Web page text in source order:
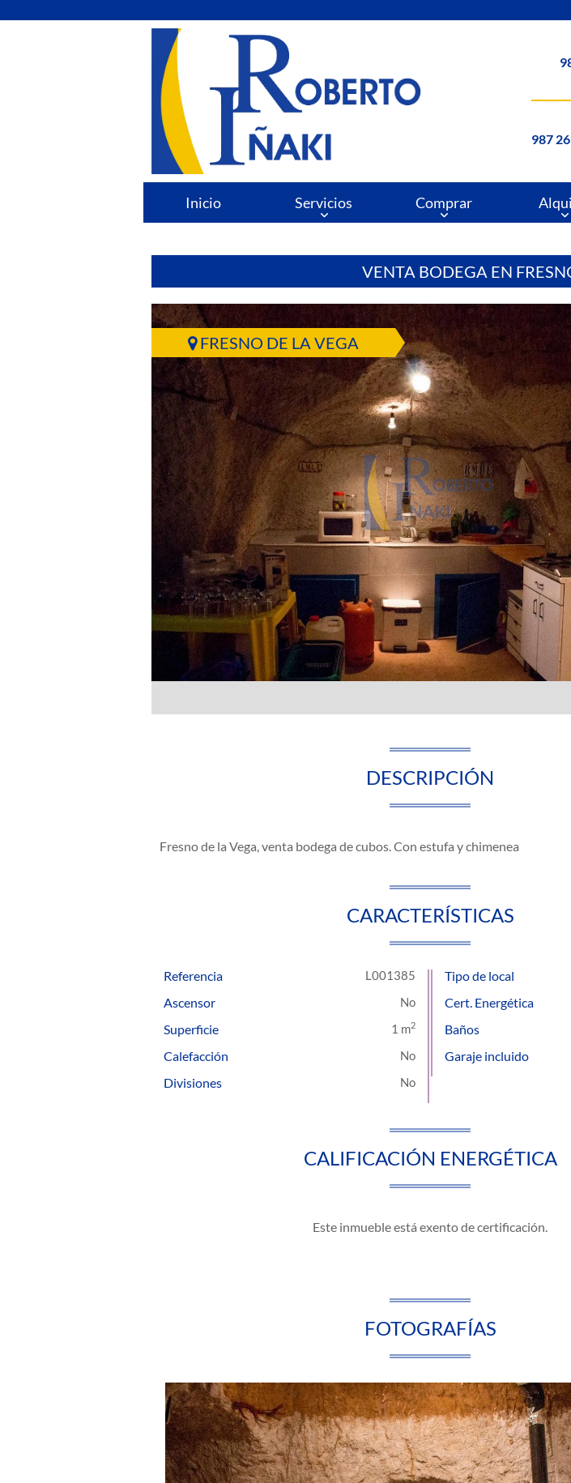
987
Inicio Servicios Comprar
VENTA BODEGA EN
FRESNO DE LA VEGA
DESCRIPCIÓN
Fresno de la Vega, venta bodega de cubos. Con estufa y chimenea
CARACTERÍSTICAS
Referencia L001385 Tipo de local
Ascensor
Cert. Energética
Superficie
1 m2 Baños
Calefacción
Garaje incluido
Divisiones
CALIFICACIÓN ENERGÉTICA
Este inmueble está exento de certificación.
FOTOGRAFÍAS